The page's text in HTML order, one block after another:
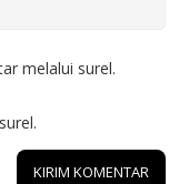
melalui surel.